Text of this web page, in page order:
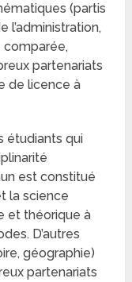
(partis
l’administration,
comparée,
partenariats
de licence à
étudiants qui
est constitué
la science
et théorique à
D’autres
géographie)
partenariats